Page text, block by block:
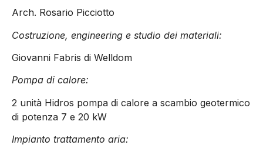
Arch. Rosario Picciotto
Costruzione, engineering e studio dei materiali:
Giovanni Fabris di Welldom
Pompa di calore:
2 unità Hidros pompa di calore a scambio geotermico
di potenza 7 e 20 kW
Impianto trattamento aria: